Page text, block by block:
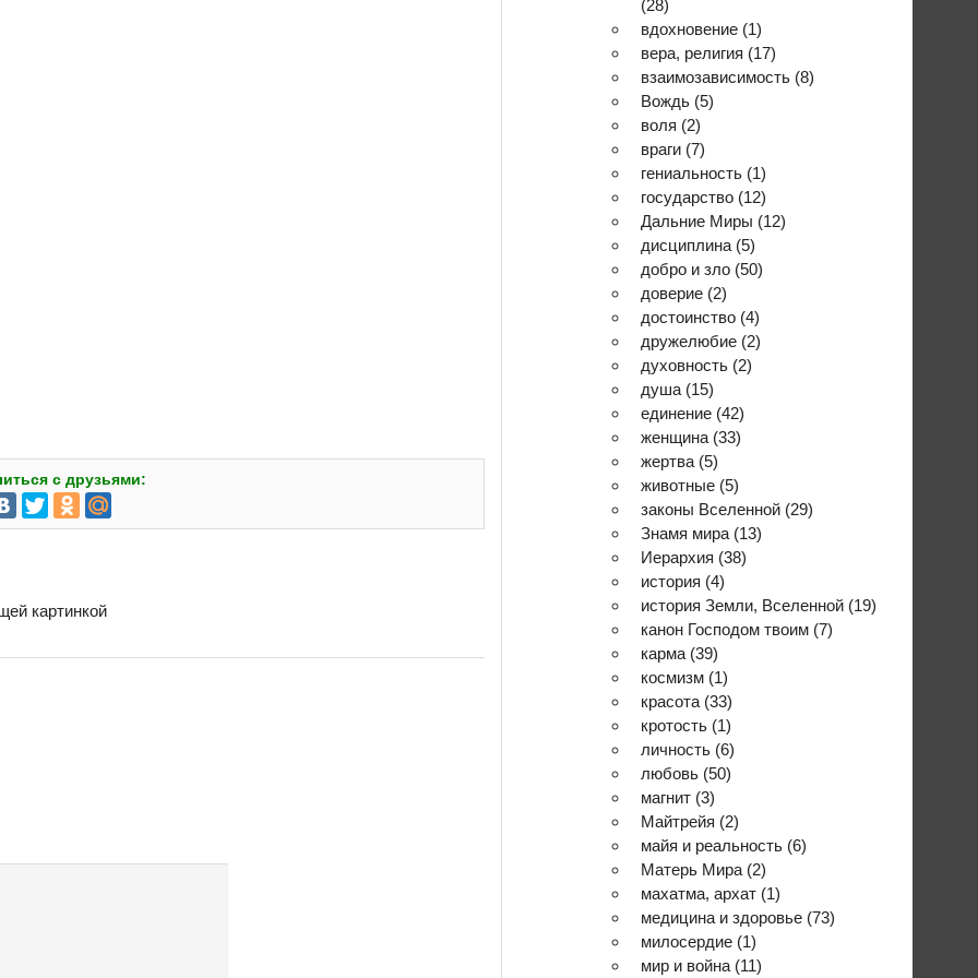
с друзьями:
картинкой
(28)
вдохновение (1)
вера, религия (17)
взаимозависимость (8)
Вождь (5)
воля (2)
враги (7)
гениальность (1)
государство (12)
Дальние Миры (12)
дисциплина (5)
добро и зло (50)
доверие (2)
достоинство (4)
дружелюбие (2)
духовность (2)
душа (15)
единение (42)
женщина (33)
жертва (5)
животные (5)
законы Вселенной (29)
Знамя мира (13)
Иерархия (38)
история (4)
история Земли, Вселенной (19)
канон Господом твоим (7)
карма (39)
космизм (1)
красота (33)
кротость (1)
личность (6)
любовь (50)
магнит (3)
Майтрейя (2)
майя и реальность (6)
Матерь Мира (2)
махатма, архат (1)
медицина и здоровье (73)
милосердие (1)
мир и война (11)